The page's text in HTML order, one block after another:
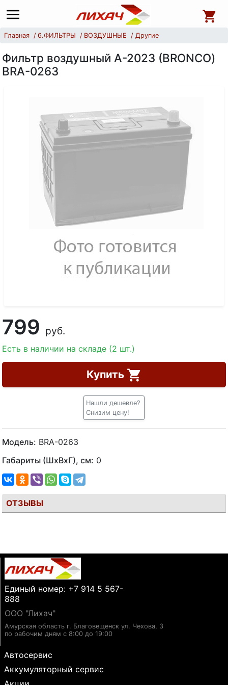
Главная 6.ФИЛЬТРЫ ВОЗДУШНЫЕ Другие
Фильтр воздушный А-2023 (BRONCO)
BRA-0263
799 руб.
Есть в наличии на складе (2 шт.)
Купить
Нашли дешевле?
Снизим цену!
Модель: BRA-0263
Габариты (ШхВхГ), см: 0
ОТЗЫВЫ
Единый номер: +7 914 5 567-
888
ООО "Лихач"
Амурская область г. Благовещенск ул. Чехова, 3
по рабочим дням с 8:00 до 19:00
Автосервис
Аккумуляторный сервис